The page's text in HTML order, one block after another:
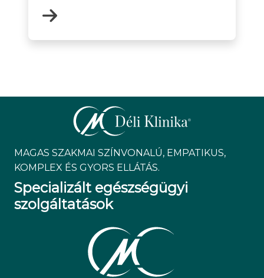
MAGAS SZAKMAI SZÍNVONALÚ, EMPATIKUS,
KOMPLEX ÉS GYORS ELLÁTÁS.
Specializált egészségügyi
szolgáltatások